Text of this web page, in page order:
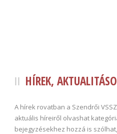
HÍREK,
A hírek rovatban a Szendrői
aktuális híreiről olvashat
bejegyzésekhez hozzá is